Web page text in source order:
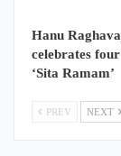
Hanu
celebrates
‘Sita Ramam’
PREV NEXT